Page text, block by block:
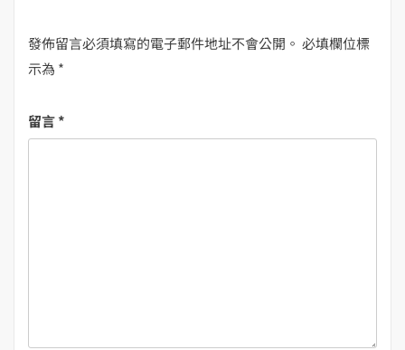
發佈留言必須填寫的電子郵件地址不會公開。 必填欄位標
示為 *
留言*